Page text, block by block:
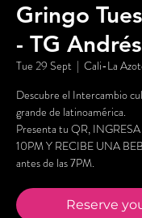
Gringo
- TG
Tue 29 Sept
  |
Cali-La
Descubre el Intercambio
grande de latinoamérica.
Presenta tu QR, INGRESA
10PM Y RECIBE UNA
antes de las 7PM.
Reserve